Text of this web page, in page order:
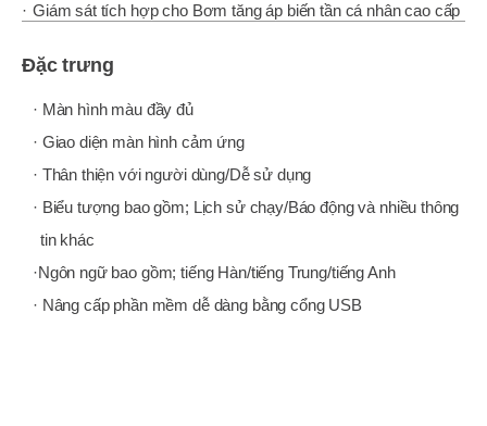
Giám sát tích hợp cho Bơm tăng áp biến tần cá nhân cao cấp
Đặc trưng
· Màn hình màu đầy đủ
· Giao diện màn hình cảm ứng
· Thân thiện với người dùng/Dễ sử dụng
· Biểu tượng bao gồm; Lịch sử chạy/Báo động và nhiều thông
tin khác
·Ngôn ngữ bao gồm; tiếng Hàn/tiếng Trung/tiếng Anh
· Nâng cấp phần mềm dễ dàng bằng cổng USB